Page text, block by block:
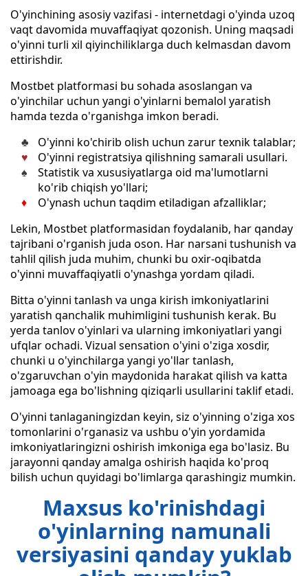
O'yinchining asosiy vazifasi - internetdagi o'yinda uzoq
vaqt davomida muvaffaqiyat qozonish. Uning maqsadi
o'yinni turli xil qiyinchiliklarga duch kelmasdan davom
ettirishdir.
Mostbet platformasi bu sohada asoslangan va
o'yinchilar uchun yangi o'yinlarni bemalol yaratish
hamda tezda o'rganishga imkon beradi.
O'yinni ko'chirib olish uchun zarur texnik talablar;
O'yinni registratsiya qilishning samarali usullari.
Statistik va xususiyatlarga oid ma'lumotlarni
ko'rib chiqish yo'llari;
O'ynash uchun taqdim etiladigan afzalliklar;
Lekin, Mostbet platformasidan foydalanib, har qanday
tajribani o'rganish juda oson. Har narsani tushunish va
tahlil qilish juda muhim, chunki bu oxir-oqibatda
o'yinni muvaffaqiyatli o'ynashga yordam qiladi.
Bitta o'yinni tanlash va unga kirish imkoniyatlarini
yaratish qanchalik muhimligini tushunish kerak. Bu
yerda tanlov o'yinlari va ularning imkoniyatlari yangi
ufqlar ochadi. Vizual sensation o'yini o'ziga xosdir,
chunki u o'yinchilarga yangi yo'llar tanlash,
o'zgaruvchan o'yin maydonida harakat qilish va katta
jamoaga ega bo'lishning qiziqarli usullarini taklif etadi.
O'yinni tanlaganingizdan keyin, siz o'yinning o'ziga xos
tomonlarini o'rganasiz va ushbu o'yin yordamida
imkoniyatlaringizni oshirish imkoniga ega bo'lasiz. Bu
jarayonni qanday amalga oshirish haqida ko'proq
bilish uchun quyidagi bo'limlarga qarashingiz mumkin.
Maxsus ko'rinishdagi
o'yinlarning namunali
versiyasini qanday yuklab